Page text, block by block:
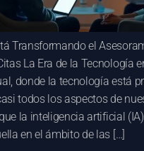
Transformando el
La Era de la Tecnología
donde la tecnología está
todos los aspectos de
la inteligencia artificial
en el ámbito de las […]